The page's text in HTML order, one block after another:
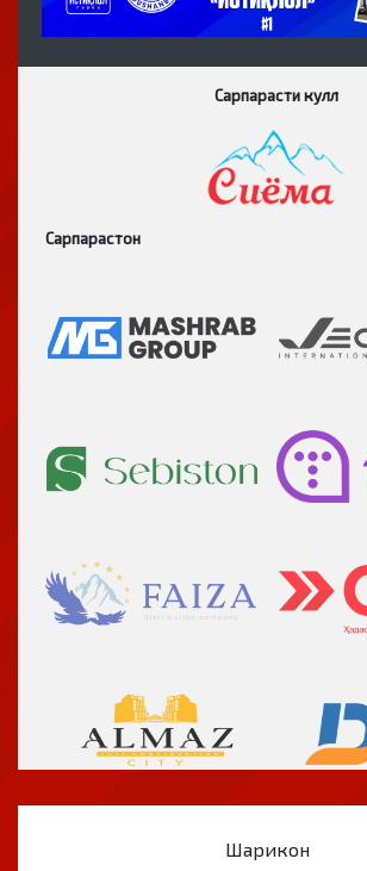
Сарпарасти кулл
Сарпарастон
Шарикон